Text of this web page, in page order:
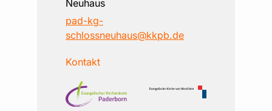
Neuhaus
pad-kg-
schlossneuhaus@kkpb.de
Kontakt